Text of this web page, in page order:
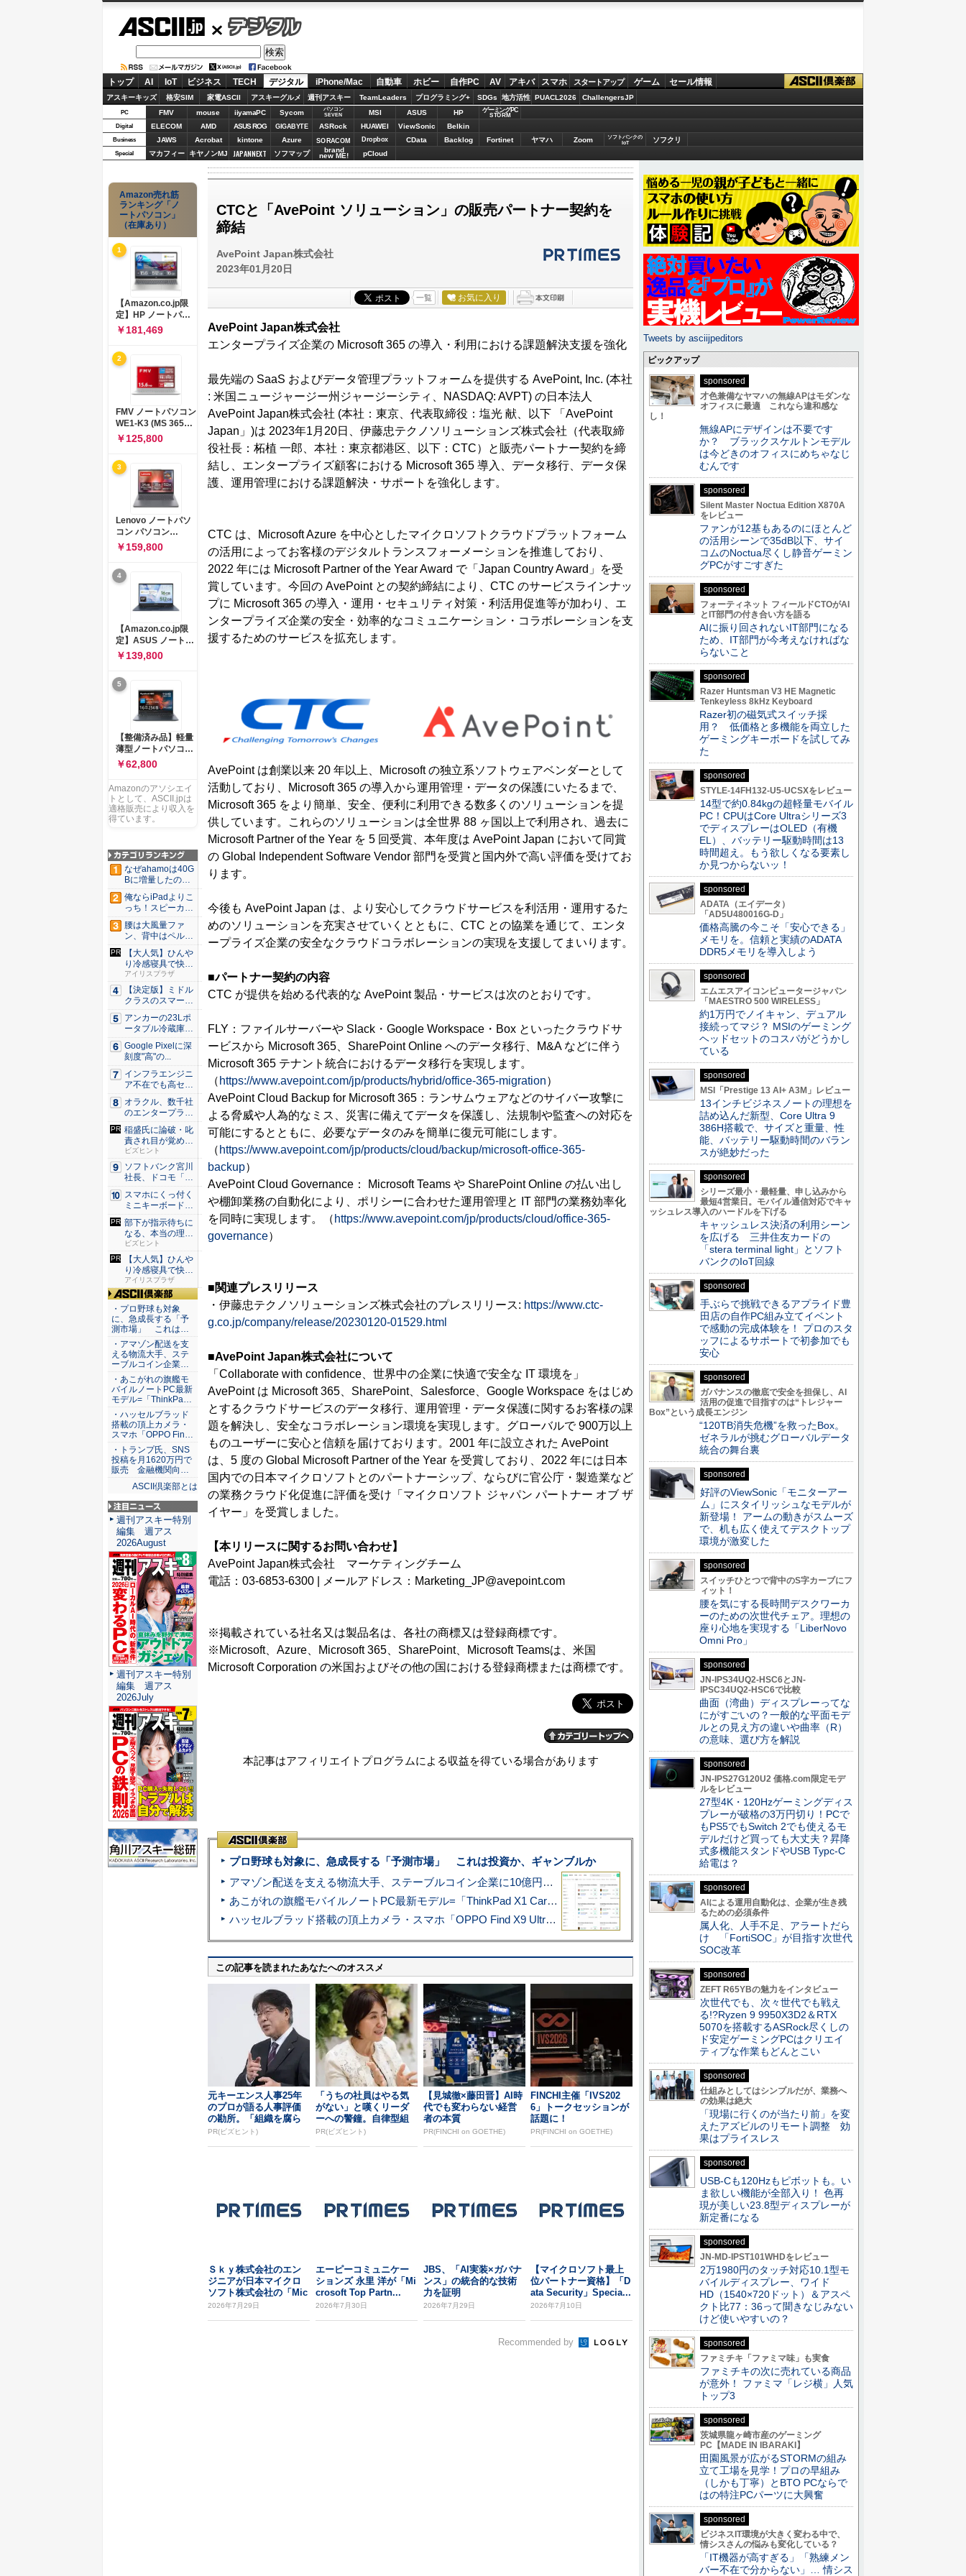
デジタル
トップ AI IoT ビジネス TECH デジタル iPhone/Mac 自動車 ホビー 自作PC AV アキバ スマホ スタートアップ ゲーム セール情報
アスキーキッズ 格安SIM 家電ASCII アスキーグルメ 週刊アスキー TeamLeaders プログラミング+ SDGs 地方活性 PUACL2026 ChallengersJP
PC FMV mouse iiyamaPC Sycom
パソコン
SEVEN
MSI ASUS HP ゲーミングPC
STORM
Digital ELECOM AMD ASUS ROG GIGABYTE ASRock HUAWEI ViewSonic Belkin
Business JAWS Acrobat kintone Azure SORACOM Dropbox CData Backlog Fortinet ヤマハ Zoom
ソフトバンクの
IoT
ソフクリ
Special マカフィー キヤノンMJ JAPANNEXT ソフマップ brand
new ME! pCloud
CTCと「AvePoint ソリューション」の販売パートナー契約を
締結
AvePoint Japan株式会社
2023年01月20日
一覧 お気に入り
AvePoint Japan株式会社
エンタープライズ企業の Microsoft 365 の導入・利用における課題解決支援を強化
最先端の SaaS およびデータ管理プラットフォームを提供する AvePoint, Inc. (本社
: 米国ニュージャージー州ジャージーシティ、NASDAQ: AVPT) の日本法人
AvePoint Japan株式会社 (本社：東京、代表取締役：塩光 献、以下 「AvePoint
Japan」)は 2023年1月20日、伊藤忠テクノソリューションズ株式会社（代表取締
役社長：柘植 一郎、本社：東京都港区、以下：CTC）と販売パートナー契約を締
結し、エンタープライズ顧客における Microsoft 365 導入、データ移行、データ保
護、運用管理における課題解決・サポートを強化します。
CTC は、Microsoft Azure を中心としたマイクロソフトクラウドプラットフォーム
の活用によってお客様のデジタルトランスフォーメーションを推進しており、
2022 年には Microsoft Partner of the Year Award で「Japan Country Award」を受
賞しています。今回の AvePoint との契約締結により、CTC のサービスラインナッ
プに Microsoft 365 の導入・運用・セキュリティ対策・利活用促進等が加わり、エ
ンタープライズ企業の安全・効率的なコミュニケーション・コラボレーションを支
援するためのサービスを拡充します。
AvePoint は創業以来 20 年以上、Microsoft の独立系ソフトウェアベンダーとして
活動しており、Microsoft 365 の導入から運用管理・データの保護にいたるまで、
Microsoft 365 をより簡単、安全、便利に利用できる数多くのソリューションを提
供しています。これらのソリューションは全世界 88 ヶ国以上で利用され、過去に
Microsoft Partner of the Year を 5 回受賞、本年度は AvePoint Japan において同賞
の Global Independent Software Vendor 部門を受賞と国内外で高い評価を受けてお
ります。
今後も AvePoint Japan は、より安心してクラウドサービスを利活用・運用するた
めのソリューションを充実させていくとともに、CTC との協業を通じて、エンタ
ープライズ企業の安全なクラウドコラボレーションの実現を支援してまいります。
■パートナー契約の内容
CTC が提供を始める代表的な AvePoint 製品・サービスは次のとおりです。
FLY：ファイルサーバーや Slack・Google Workspace・Box といったクラウドサ
ービスから Microsoft 365、SharePoint Online へのデータ移行、M&A などに伴う
Microsoft 365 テナント統合におけるデータ移行を実現します。
（ https://www.avepoint.com/jp/products/hybrid/office-365-migration）
AvePoint Cloud Backup for Microsoft 365：ランサムウェアなどのサイバー攻撃に
よる脅威や人為的なミス、災害に備えてデータを保護し、法規制や監査への対応を
可能にするとともに、必要なデータのみを簡単に復元可能にします。
（ https://www.avepoint.com/jp/products/cloud/backup/microsoft-office-365-
backup）
AvePoint Cloud Governance： Microsoft Teams や SharePoint Online の払い出し
や棚卸業務の自動化により、ポリシーに合わせた運用管理と IT 部門の業務効率化
を同時に実現します。（ https://www.avepoint.com/jp/products/cloud/office-365-
governance）
■関連プレスリリース
・伊藤忠テクノソリューションズ株式会社のプレスリリース: https://www.ctc-
g.co.jp/company/release/20230120-01529.html
■AvePoint Japan株式会社について
「Collaborate with confidence、世界中の企業に快適で安全な IT 環境を」
AvePoint は Microsoft 365、SharePoint、Salesforce、Google Workspace をはじめ
とするクラウドサービスのデータ移行、運用管理・データ保護に関するお客様の課
題を解決し、安全なコラボレーション環境を実現します。グローバルで 900万以上
ものユーザーに安心と信頼を届けております。2001 年に設立された AvePoint
は、5 度の Global Microsoft Partner of the Year を受賞しており、2022 年には日本
国内での日本マイクロソフトとのパートナーシップ、ならびに官公庁・製造業など
の業務クラウド化促進に評価を受け「マイクロソフト ジャパン パートナー オブ ザ
イヤー」を受賞しました。
【本リリースに関するお問い合わせ】
AvePoint Japan株式会社 マーケティングチーム
電話：03-6853-6300 | メールアドレス：Marketing_JP@avepoint.com
※掲載されている社名又は製品名は、各社の商標又は登録商標です。
※Microsoft、Azure、Microsoft 365、SharePoint、Microsoft Teamsは、米国
Microsoft Corporation の米国およびその他の国における登録商標または商標です。
本記事はアフィリエイトプログラムによる収益を得ている場合があります
プロ野球も対象に、急成長する「予測市場」 これは投資か、ギャンブルか
アマゾン配送を支える物流大手、ステーブルコイン企業に10億円投資のワケ
あこがれの旗艦モバイルノートPC最新モデル=「ThinkPad X1 Carbon Gen 14 Aura Edition」実機レビュー
ハッセルブラッド搭載の頂上カメラ・スマホ「OPPO Find X9 Ultra」実写レビュー=プロが本気で徹底撮影しました!!
この記事を読まれたあなたへのオススメ
元キーエンス人事25年
のプロが語る人事評価
の勘所。「組織を腐ら
せるNG評価」とは...
PR(ビズヒント)
「うちの社員はやる気
がない」と嘆くリーダ
ーへの警鐘。自律型組
織をつくる前に外せな...
PR(ビズヒント)
【見城徹×藤田晋】AI時
代でも変わらない経営
者の本質
PR(FINCHI on GOETHE)
FINCHI主催「IVS202
6」トークセッションが
話題に！
PR(FINCHI on GOETHE)
Ｓｋｙ株式会社のエン
ジニアが日本マイクロ
ソフト株式会社の「Mic
rosoft T...
2026年7月29日
エーピーコミュニケー
ションズ 永里 洋が「Mi
crosoft Top Partn...
2026年7月30日
JBS、「AI実装×ガバナ
ンス」の統合的な技術
力を証明
2026年7月29日
【マイクロソフト最上
位パートナー資格】「D
ata Security」Specia...
2026年7月10日
Recommended by
Amazon売れ筋
ランキング「ノ
ートパソコン」
（在庫あり）
1
【Amazon.co.jp限
定】HP ノートパソ
コン 15-fd 15.6イン
チ インテル Core 5
120U メモリ16GB
SSD512GB
Windows 11
Microsoft Office
2024搭載 WPS
Office搭載 カメラシ
ャッター 指紋認証 薄
型 Copilotキー搭載
ナチュラルシルバー
￥181,469
2
FMV ノートパソコン
WE1-K3 (MS 365
Personal/Copilotキ
ー搭載/Win 11/15.6
型/Core
i5/16GB/SSD
512GB/ホワイト)
FMVWK3E15W_AZ
￥125,800
3
Lenovo ノートパソ
コン パソコン
IdeaPad Slim 3 14.0
インチ AMD
Ryzen™ 5 8640HS
メモリ16GB
SSD512GB
Microsoft 365 試用
版 Windows11 バッ
テリー駆動12.6時間
重量1.39kg ルナグレ
ー 83K9003JJP ノー
トPC
￥159,800
4
【Amazon.co.jp限
定】ASUS ノートパ
ソコン Vivobook 15
M1502NAQ 15.6イ
ンチ AMD Ryzen 7
170 メモリ16GB
SSD 512GB
Microsoft 365
Personal (24か月版)
搭載 Windows 11 重
量1.7kg Wi-Fi 6E ク
ワイエットブルー
M1502NAQ-
￥139,800
5
【整備済み品】軽量
薄型ノートパソコン
dynabook G83 ■
13.3型
FHD(1920x1080) -
高性能第11世代Core
i5-1135G7 - メモリ
16GB - SSD 256GB
USB Type-C - MS
Office 2021 - Win11
搭載
￥62,800
Amazonのアソシエイ
トとして、ASCII.jpは
適格販売により収入を
得ています。
なぜahamoは40G
Bに増量したの
か ...
俺ならiPadよりこ
っち！スピーカー
9個...
腰は大風量ファ
ン、背中はペルチ
ェ冷却。ダ...
【大人気】ひんや
り冷感寝具で快適
な睡眠を...
アイリスプラザ
【決定版】ミドル
クラスのスマート
フォンの...
アンカーの23Lポ
ータブル冷蔵庫が
Ama...
Google Pixelに深
刻度"高"の...
インフラエンジニ
ア不在でも高セキ
ュリティ...
オラクル、数千社
のエンタープライ
ズ・アプ...
稲盛氏に論破・叱
責され目が覚め
た。経営者...
ビズヒント
ソフトバンク宮川
社長、ドコモ「ah
amo...
スマホにくっ付く
ミニキーボード！
触ってわ...
部下が指示待ちに
なる、本当の理
由。23年...
ビズヒント
【大人気】ひんや
り冷感寝具で快適
な睡眠を...
アイリスプラザ
ASCII倶楽部
・プロ野球も対象
に、急成長する「予
測市場」 これは…
・アマゾン配送を支
える物流大手、ステ
ーブルコイン企業…
・あこがれの旗艦モ
バイルノートPC最新
モデル=「ThinkPa…
・ハッセルブラッド
搭載の頂上カメラ・
スマホ「OPPO Fin…
・トランプ氏、SNS
投稿を月1620万円で
販売 金融機関向…
ASCII倶楽部とは
注目ニュース
週刊アスキー特別
編集 週アス
2026August
週刊アスキー特別
編集 週アス
2026July
Tweets by asciijpeditors
ピックアップ
sponsored
才色兼備なヤマハの無線APはモダンな
オフィスに最適 これなら違和感な
し！
無線APにデザインは不要です
か？ ブラックスケルトンモデル
は今どきのオフィスにめちゃなじ
むんです
sponsored
Silent Master Noctua Edition X870A
をレビュー
ファンが12基もあるのにほとんど
の活用シーンで35dB以下、サイ
コムのNoctua尽くし静音ゲーミン
グPCがすごすぎた
sponsored
フォーティネット フィールドCTOがAI
とIT部門の付き合い方を語る
AIに振り回されないIT部門になる
ため、IT部門が今考えなければな
らないこと
sponsored
Razer Huntsman V3 HE Magnetic
Tenkeyless 8kHz Keyboard
Razer初の磁気式スイッチ採
用？ 低価格と多機能を両立した
ゲーミングキーボードを試してみ
た
sponsored
STYLE-14FH132-U5-UCSXをレビュー
14型で約0.84kgの超軽量モバイル
PC！CPUはCore Ultraシリーズ3
でディスプレーはOLED（有機
EL）、バッテリー駆動時間は13
時間超え。もう欲しくなる要素し
か見つからないッ！
sponsored
ADATA（エイデータ）
「AD5U480016G-D」
価格高騰の今こそ「安心できる」
メモリを。信頼と実績のADATA
DDR5メモリを導入しよう
sponsored
エムエスアイコンピュータージャパン
「MAESTRO 500 WIRELESS」
約1万円でノイキャン、デュアル
接続ってマジ？ MSIのゲーミング
ヘッドセットのコスパがどうかし
ている
sponsored
MSI「Prestige 13 AI+ A3M」レビュー
13インチビジネスノートの理想を
詰め込んだ新型、Core Ultra 9
386H搭載で、サイズと重量、性
能、バッテリー駆動時間のバラン
スが絶妙だった
sponsored
シリーズ最小・最軽量、申し込みから
最短4営業日。モバイル通信対応でキャ
ッシュレス導入のハードルを下げる
キャッシュレス決済の利用シーン
を広げる 三井住友カードの
「stera terminal light」とソフト
バンクのIoT回線
sponsored
手ぶらで挑戦できるアプライド豊
田店の自作PC組み立てイベント
で感動の完成体験を！ プロのスタ
ッフによるサポートで初参加でも
安心
sponsored
ガバナンスの徹底で安全を担保し、AI
活用の促進で目指すのは“トレジャー
Box”という成長エンジン
“120TB消失危機”を救ったBox。
ゼネラルが挑むグローバルデータ
統合の舞台裏
sponsored
好評のViewSonic「モニターアー
ム」にスタイリッシュなモデルが
新登場！ アームの動きがスムーズ
で、机も広く使えてデスクトップ
環境が激変した
sponsored
スイッチひとつで背中のS字カーブにフ
ィット！
腰を気にする長時間デスクワーカ
ーのための次世代チェア。理想の
座り心地を実現する「LiberNovo
Omni Pro」
sponsored
JN-IPS34UQ2-HSC6とJN-
IPSC34UQ2-HSC6で比較
曲面（湾曲）ディスプレーってな
にがすごいの？一般的な平面モデ
ルとの見え方の違いや曲率（R）
の意味、選び方を解説
sponsored
JN-IPS27G120U2 価格.com限定モデ
ルをレビュー
27型4K・120Hzゲーミングディス
プレーが破格の3万円切り！PCで
もPS5でもSwitch 2でも使えるモ
デルだけど買っても大丈夫？昇降
式多機能スタンドやUSB Typc-C
給電は？
sponsored
AIによる運用自動化は、企業が生き残
るための必須条件
属人化、人手不足、アラートだら
け 「FortiSOC」が目指す次世代
SOC改革
sponsored
ZEFT R65YBの魅力をインタビュー
次世代でも、次々世代でも戦え
る!?Ryzen 9 9950X3D2＆RTX
5070を搭載するASRock尽くしの
ド安定ゲーミングPCはクリエイ
ティブな作業もどんとこい
sponsored
仕組みとしてはシンプルだが、業務へ
の効果は絶大
「現場に行くのが当たり前」を変
えたアズビルのリモート調整 効
果はプライスレス
sponsored
USB-Cも120Hzもピボットも。い
ま欲しい機能が全部入り！ 色再
現が美しい23.8型ディスプレーが
新定番になる
sponsored
JN-MD-IPST101WHDをレビュー
2万1980円のタッチ対応10.1型モ
バイルディスプレー、ワイド
HD（1540×720ドット）＆アスペ
クト比77：36って聞きなじみない
けど使いやすいの？
sponsored
ファミチキ「ファミマ味」も実食
ファミチキの次に売れている商品
が意外！ ファミマ「レジ横」人気
トップ3
sponsored
茨城県龍ヶ崎市産のゲーミング
PC【MADE IN IBARAKI】
田園風景が広がるSTORMの組み
立て工場を見学！プロの早組み
（しかも丁寧）とBTO PCならで
はの特注PCパーツに大興奮
sponsored
ビジネスIT環境が大きく変わる中で、
情シスさんの悩みも変化している？
「IT機器が高すぎる」「熟練メン
バー不在で分からない」… 情シス